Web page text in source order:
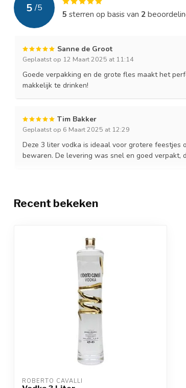
5 /5
5 sterren op basis van 2
Sanne de Groot
Geplaatst op 12 Maart 2025 at 11:14
Goede verpakking en de grote fles maakt het
makkelijk te drinken!
Tim Bakker
Geplaatst op 6 Maart 2025 at 12:29
Deze 3 liter vodka is ideaal voor grotere feestjes
bewaren. De levering was snel en goed verpakt,
Recent bekeken
ROBERTO CAVALLI